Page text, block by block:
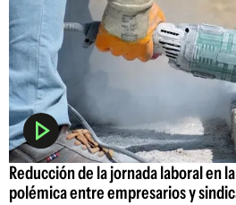
Reducción de la jornada laboral en
polémica entre empresarios y